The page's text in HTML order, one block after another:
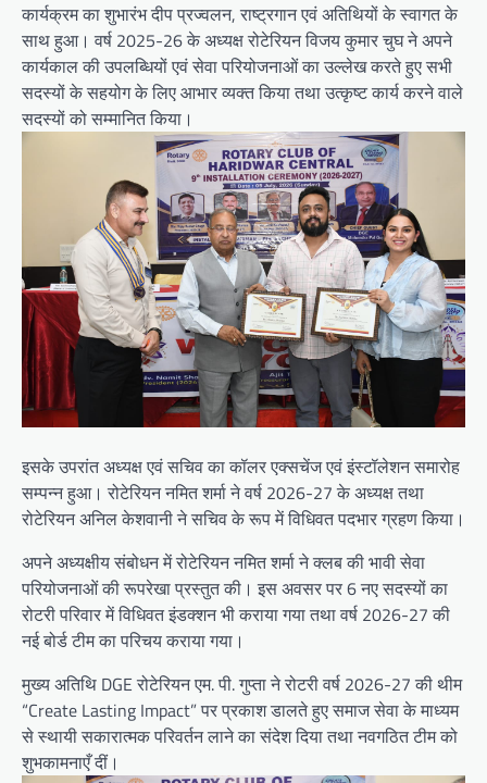
कार्यक्रम का शुभारंभ दीप प्रज्वलन, राष्ट्रगान एवं अतिथियों के स्वागत के
साथ हुआ। वर्ष 2025-26 के अध्यक्ष रोटेरियन विजय कुमार चुघ ने अपने
कार्यकाल की उपलब्धियों एवं सेवा परियोजनाओं का उल्लेख करते हुए सभी
सदस्यों के सहयोग के लिए आभार व्यक्त किया तथा उत्कृष्ट कार्य करने वाले
सदस्यों को सम्मानित किया।
इसके उपरांत अध्यक्ष एवं सचिव का कॉलर एक्सचेंज एवं इंस्टॉलेशन समारोह
सम्पन्न हुआ। रोटेरियन नमित शर्मा ने वर्ष 2026-27 के अध्यक्ष तथा
रोटेरियन अनिल केशवानी ने सचिव के रूप में विधिवत पदभार ग्रहण किया।
अपने अध्यक्षीय संबोधन में रोटेरियन नमित शर्मा ने क्लब की भावी सेवा
परियोजनाओं की रूपरेखा प्रस्तुत की। इस अवसर पर 6 नए सदस्यों का
रोटरी परिवार में विधिवत इंडक्शन भी कराया गया तथा वर्ष 2026-27 की
नई बोर्ड टीम का परिचय कराया गया।
मुख्य अतिथि DGE रोटेरियन एम. पी. गुप्ता ने रोटरी वर्ष 2026-27 की थीम
“Create Lasting Impact” पर प्रकाश डालते हुए समाज सेवा के माध्यम
से स्थायी सकारात्मक परिवर्तन लाने का संदेश दिया तथा नवगठित टीम को
शुभकामनाएँ दीं।